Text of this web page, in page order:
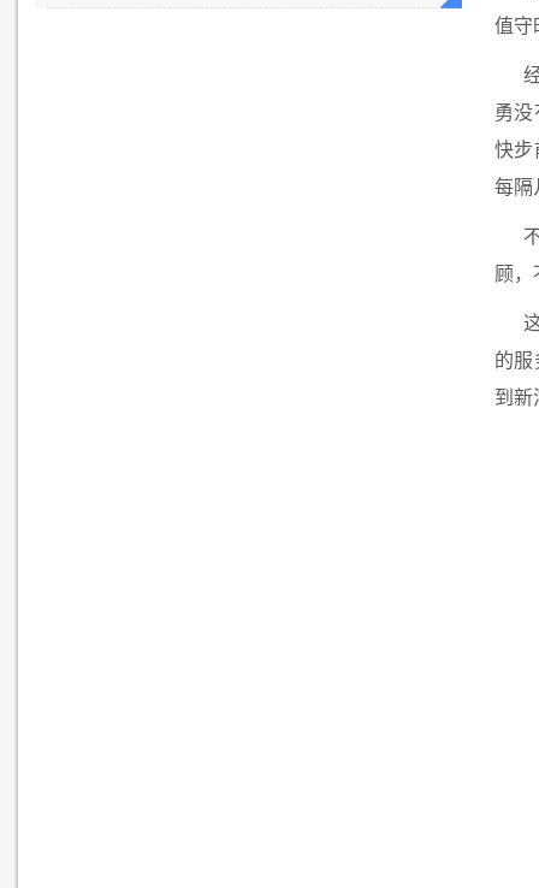
值守
勇没
快步
每隔
顾，
的服
到新